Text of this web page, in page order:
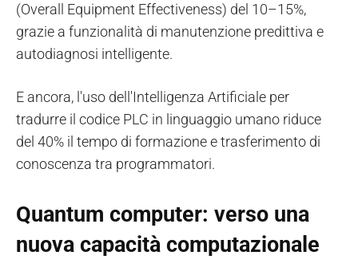
(Overall Equipment Effectiveness) del 10–15%,
grazie a funzionalità di manutenzione predittiva e
autodiagnosi intelligente.
E ancora, l'uso dell'Intelligenza Artificiale per
tradurre il codice PLC in linguaggio umano riduce
del 40% il tempo di formazione e trasferimento di
conoscenza tra programmatori.
Quantum computer: verso una
nuova capacità computazionale